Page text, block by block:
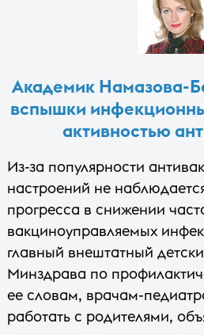
Академик Намазова-
вспышки
активностью
Из-за популярности
настроений не
прогресса в снижении
вакциноуправляемых
главный внештатный
Минздрава по
ее словам, врачам-
работать с родителями,